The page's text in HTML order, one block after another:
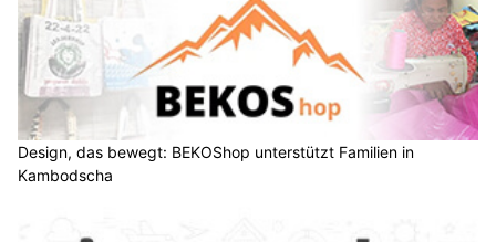
Design, das bewegt: BEKOShop unterstützt Familien in
Kambodscha